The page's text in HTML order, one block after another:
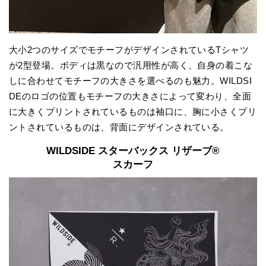
大小2つのサイズでモチーフがデザインされているTシャツ
が2型登場。ボディは黒なので汎用性が高く、自身の着こな
しに合わせてモチーフの大きさを選べるのも魅力。WILDSI
DEのロゴの位置もモチーフの大きさによって変わり、全面
に大きくプリントされているものは袖口に、胸に小さくプリ
ントされているものは、背面にデザインされている。
WILDSIDE スターバックス リザーブ®
スカーフ